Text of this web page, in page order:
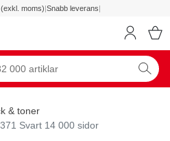
moms)|Snabb leverans|
& toner
Svart 14 000 sidor